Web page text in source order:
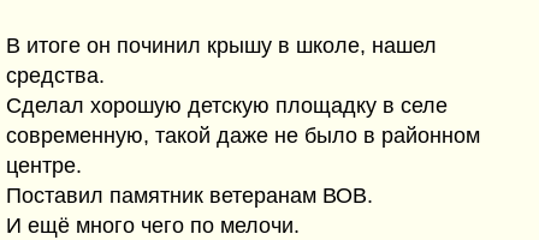
В итоге он починил крышу в школе, нашел
средства.
Сделал хорошую детскую площадку в селе
современную, такой даже не было в районном
центре.
Поставил памятник ветеранам ВОВ.
И ещё много чего по мелочи.